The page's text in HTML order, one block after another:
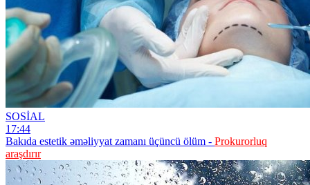
SOSİAL
17:44
Bakıda estetik əməliyyat zamanı üçüncü ölüm - Prokurorluq
araşdırır